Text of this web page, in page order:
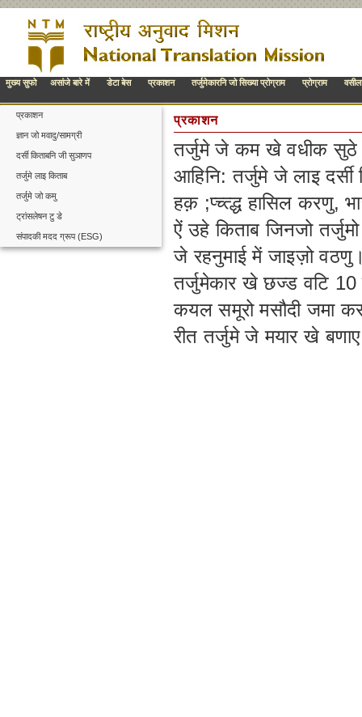
मुख्य सुफो असांजे बारे में डेटा बेस प्रकाशन तर्जुमेकारनि जो सिख्या प्रोग्राम प्रोग्राम वसीला
प्रकाशन
ज्ञान जो मवादु/सामग्री
दर्सी किताबनि जी सुञाणप
तर्जुमे लाइ किताब
तर्जुमे जो कमु
ट्रांसलेषन टु डे
संपादकी मदद ग्रूप (ESG)
प्रकाशन
तर्जुमे जे कम खे वधीक सुठे
आहिनि: तर्जुमे जे लाइ
हक़ ;प्च्त्द्ध हासिल करणु,
ऐं उहे किताब जिनजो
जे रहनुमाई में जाइज़ो
तर्जुमेकार खे छज्ड वटि 10
कयल समूरो मसौदी जमा
रीत तर्जुमे जे मयार खे